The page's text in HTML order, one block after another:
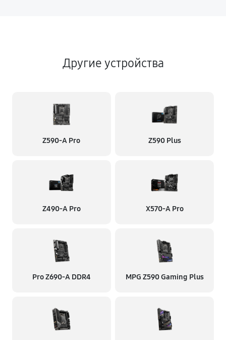
Другие устройства
Z590-A Pro Z590 Plus
Z490-A Pro X570-A Pro
Pro Z690-A DDR4 MPG Z590 Gaming Plus